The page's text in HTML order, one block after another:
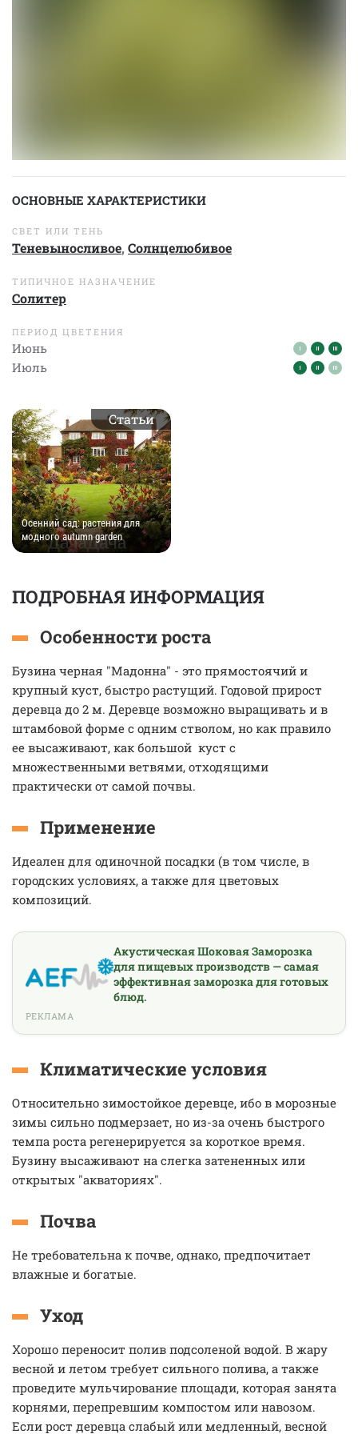
ОСНОВНЫЕ ХАРАКТЕРИСТИКИ
СВЕТ ИЛИ ТЕНЬ
Теневыносливое, Солнцелюбивое
ТИПИЧНОЕ НАЗНАЧЕНИЕ
Солитер
ПЕРИОД ЦВЕТЕНИЯ
Июнь
Июль
Осенний сад: растения для
модного autumn garden
Статьи
ПОДРОБНАЯ ИНФОРМАЦИЯ
Особенности роста
Бузина черная "Мадонна" - это прямостоячий и
крупный куст, быстро растущий. Годовой прирост
деревца до 2 м. Деревце возможно выращивать и в
штамбовой форме с одним стволом, но как правило
ее высаживают, как большой куст с
множественными ветвями, отходящими
практически от самой почвы.
Применение
Идеален для одиночной посадки (в том числе, в
городских условиях, а также для цветовых
композиций.
Акустическая Шоковая Заморозка
для пищевых производств — самая
эффективная заморозка для готовых
блюд.
РЕКЛАМА
Климатические условия
Относительно зимостойкое деревце, ибо в морозные
зимы сильно подмерзает, но из-за очень быстрого
темпа роста регенерируется за короткое время.
Бузину высаживают на слегка затененных или
открытых "акваториях".
Почва
Не требовательна к почве, однако, предпочитает
влажные и богатые.
Уход
Хорошо переносит полив подсоленой водой. В жару
весной и летом требует сильного полива, а также
проведите мульчирование площади, которая занята
корнями, перепревшим компостом или навозом.
Если рост деревца слабый или медленный, весной